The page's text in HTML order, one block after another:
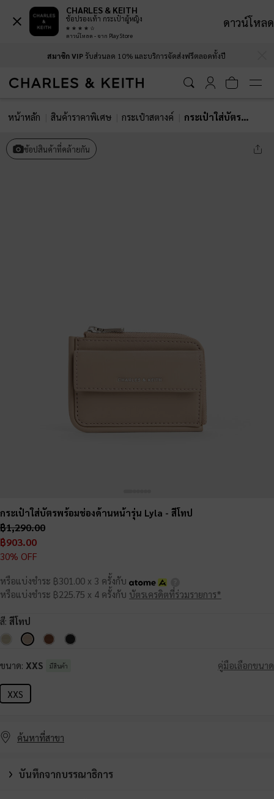
สมาชิก VIPรับส่วนลด 10% และบริการจัดส่งฟรีตลอดทั้งปี
หน้าหลัก สินค้าราคาพิเศษ กระเป๋าสตางค์ กระเป๋าใส่บัตรพร้อมช่องด้านหน้ารุ่น Lyla
ช้อปสินค้าที่คล้ายกัน
กระเป๋าใส่บัตรพร้อมช่องด้านหน้ารุ่น Lyla - สีโทป
฿1,290.00
฿903.00
30% OFF
หรือแบ่งชำระ ฿301.00 x 3 ครั้งกับ
หรือแบ่งชำระ ฿225.75 x 4 ครั้งกับ บัตรเครดิตที่ร่วมรายการ*
สี: สีโทป
ขนาด: XXS มีสินค้า คู่มือเลือกขนาด
XXS
ค้นหาที่สาขา
บันทึกจากบรรณาธิการ
CHARLES & KEITH
ช้อปรองเท้า กระเป๋าผู้หญิง
ดาวน์โหลด - จาก Play Store
ดาวน์โหลด